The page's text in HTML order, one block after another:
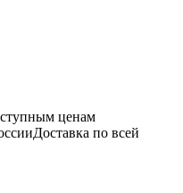
ценам
Доставка по всей